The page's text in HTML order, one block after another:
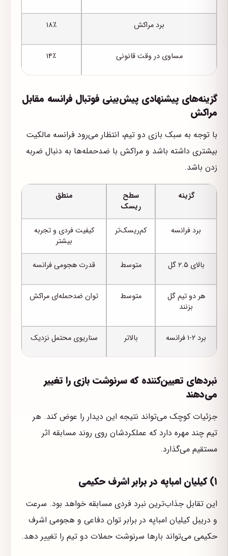
برد مراکش ۱۸٪
مساوی در وقت قانونی ۱۴٪
گزینه‌های پیشنهادی پیش‌بینی فوتبال فرانسه مقابل
مراکش
با توجه به سبک بازی دو تیم، انتظار می‌رود فرانسه مالکیت
بیشتری داشته باشد و مراکش با ضدحمله‌ها به دنبال ضربه
زدن باشد.
گزینه
سطح
ریسک
منطق
برد فرانسه کم‌ریسک‌تر
کیفیت فردی و تجربه
بیشتر
بالای ۲.۵ گل متوسط قدرت هجومی فرانسه
هر دو تیم گل
بزنند
متوسط توان ضدحمله‌ای مراکش
برد ۲-۱ فرانسه بالاتر سناریوی محتمل نزدیک
نبردهای تعیین‌کننده که سرنوشت بازی را تغییر
می‌دهند
جزئیات کوچک می‌تواند نتیجه این دیدار را عوض کند. هر
تیم چند مهره دارد که عملکردشان روی روند مسابقه اثر
مستقیم می‌گذارد.
۱) کیلیان امباپه در برابر اشرف حکیمی
این تقابل جذاب‌ترین نبرد فردی مسابقه خواهد بود. سرعت
و دریبل کیلیان امباپه در برابر توان دفاعی و هجومی اشرف
حکیمی می‌تواند بارها سرنوشت حملات دو تیم را تغییر دهد.